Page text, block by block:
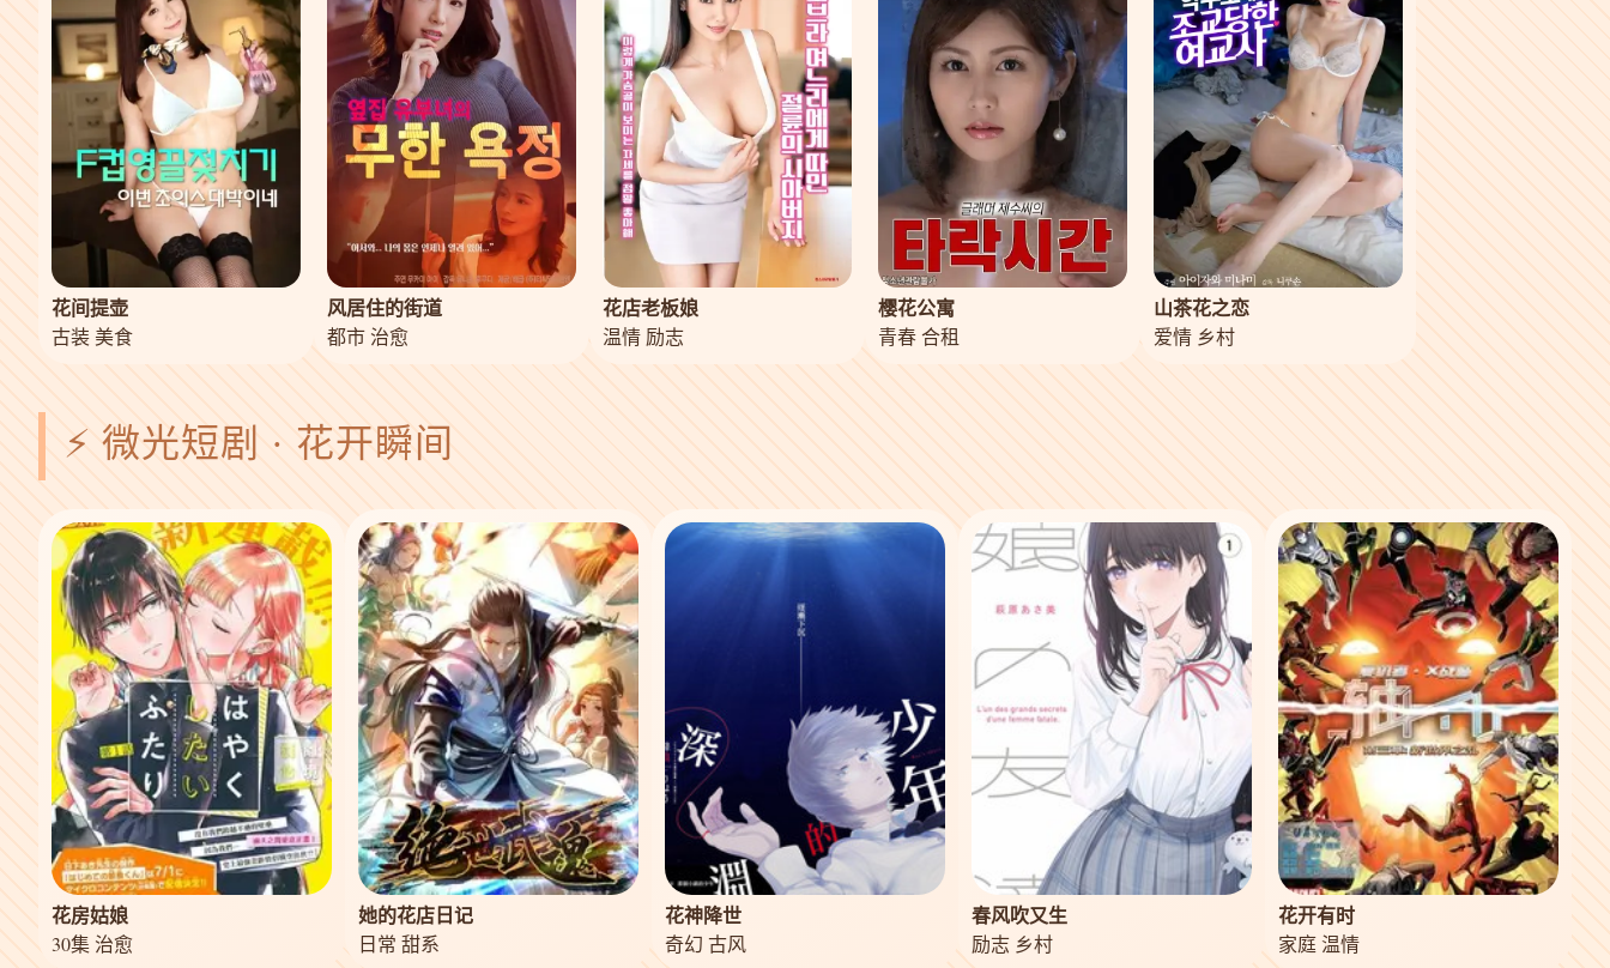
花间提壶
古装 美食
风居住的街道
都市 治愈
花店老板娘
温情 励志
樱花公寓
青春 合租
山茶花之恋
爱情 乡村
⚡ 微光短剧 · 花开瞬间
花房姑娘
30集 治愈
她的花店日记
日常 甜系
花神降世
奇幻 古风
春风吹又生
励志 乡村
花开有时
家庭 温情